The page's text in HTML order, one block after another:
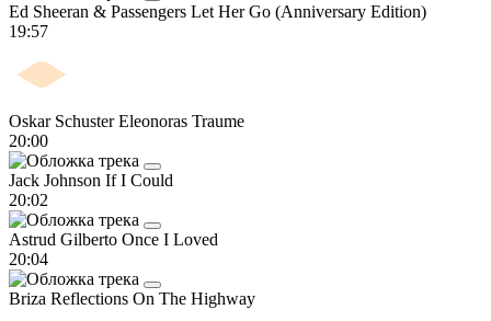
Ed Sheeran & Passengers Let Her Go (Anniversary Edition)
19:57
Oskar SchusterEleonoras Traume
20:00
Jack Johnson If I Could
20:02
Astrud Gilberto Once I Loved
20:04
Briza Reflections On The Highway